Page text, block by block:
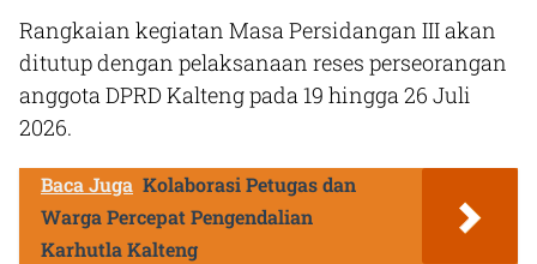
Rangkaian kegiatan Masa Persidangan III akan
ditutup dengan pelaksanaan reses perseorangan
anggota DPRD Kalteng pada 19 hingga 26 Juli
2026.
Baca Juga Kolaborasi Petugas dan
Warga Percepat Pengendalian
Karhutla Kalteng